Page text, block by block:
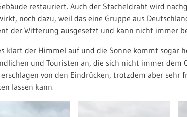
restauriert. Auch der Stacheldraht wird
noch dazu, weil das eine Gruppe aus
der Witterung ausgesetzt und kann nicht immer
klart der Himmel auf und die Sonne kommt sogar
und Touristen an, die sich nicht immer dem
von den Eindrücken, trotzdem aber sehr
lassen kann.